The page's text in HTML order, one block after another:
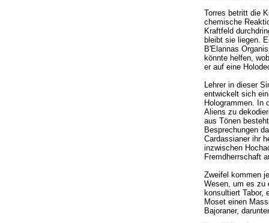
Torres betritt die
chemische
Kraftfeld
bleibt sie liegen.
B'Elannas
könnte helfen,
er auf eine
Lehrer in dieser
entwickelt sich
Hologrammen. In
Aliens zu
aus Tönen
Besprechungen
Cardassianer ihr
inzwischen
Fremdherrschaft
Zweifel kommen
Wesen, um es zu
konsultiert Tabor,
Moset einen
Bajoraner,